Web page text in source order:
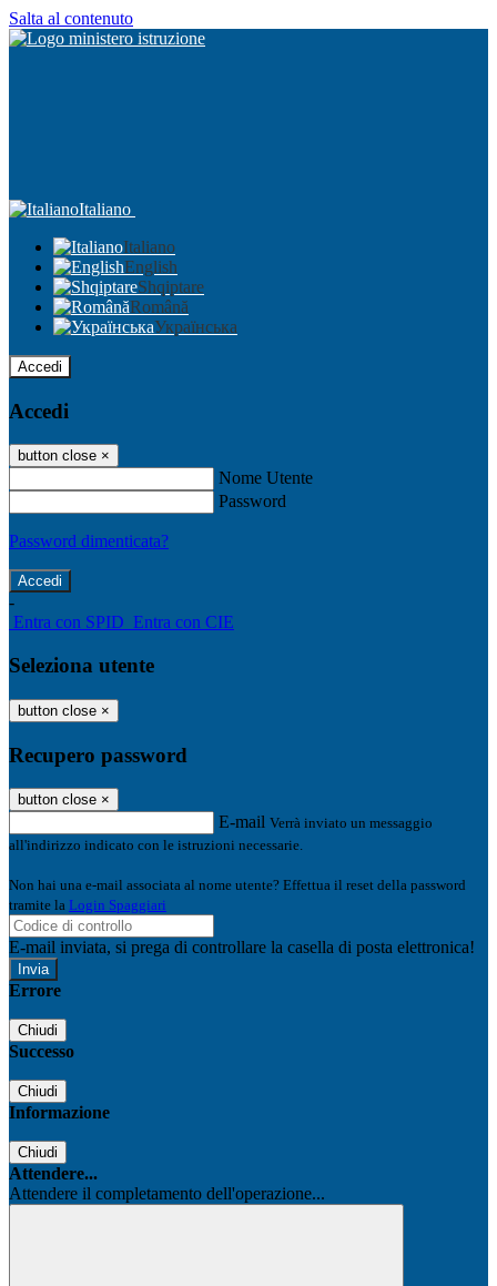
Salta al contenuto
Italiano
Italiano
English
Shqiptare
Română
Українська
Accedi
Accedi
button close ×
Nome Utente
Password
Password dimenticata?
-
Entra con SPID Entra con CIE
Seleziona utente
button close ×
Recupero password
button close ×
E-mail Verrà inviato un messaggio
all'indirizzo indicato con le istruzioni necessarie.
Non hai una e-mail associata al nome utente? Effettua il reset della password
tramite la Login Spaggiari
E-mail inviata, si prega di controllare la casella di posta elettronica!
Errore
Chiudi
Successo
Chiudi
Informazione
Chiudi
Attendere...
Attendere il completamento dell'operazione...